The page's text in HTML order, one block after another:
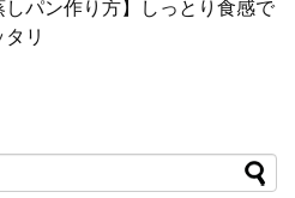
パン作り方】しっとり食感で
リ